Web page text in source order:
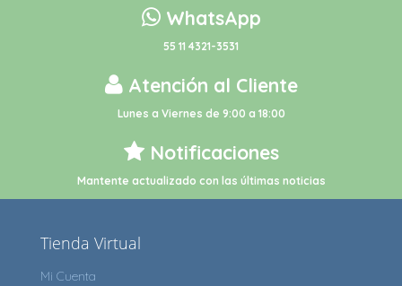
WhatsApp
55 11 4321-3531
Atención al Cliente
Lunes a Viernes de 9:00 a 18:00
Notificaciones
Mantente actualizado con las últimas noticias
Tienda Virtual
Mi Cuenta